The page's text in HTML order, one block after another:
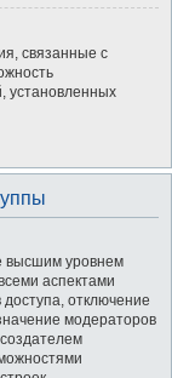
связанные с
установленных
высшим уровнем
аспектами
отключение
модераторов